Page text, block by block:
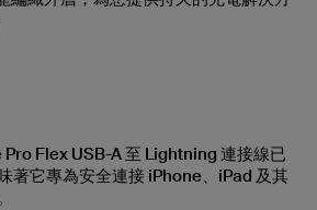
Flex USB-A 至 Lightning 連接線已
著它專為安全連接 iPhone、iPad 及其